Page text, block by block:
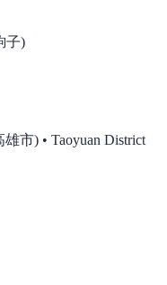
子)
市) • Taoyuan District